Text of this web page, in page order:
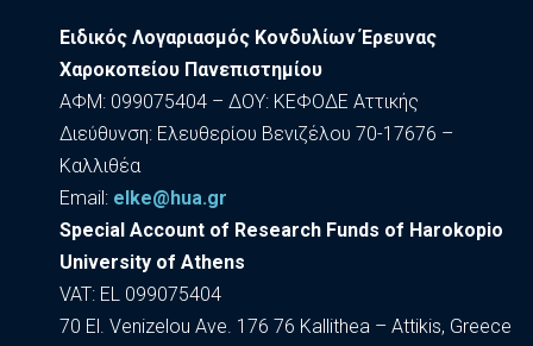
Ειδικός Λογαριασμός Κονδυλίων Έρευνας
Χαροκοπείου Πανεπιστημίου
ΑΦΜ: 099075404 – ΔΟΥ: ΚΕΦΟΔΕ Αττικής
Διεύθυνση: Ελευθερίου Βενιζέλου 70-17676 –
Καλλιθέα
Εmail: elke@hua.gr
Special Account of Research Funds of Harokopio
University of Athens
VAT: EL 099075404
70 El. Venizelou Ave. 176 76 Kallithea – Attikis, Greece